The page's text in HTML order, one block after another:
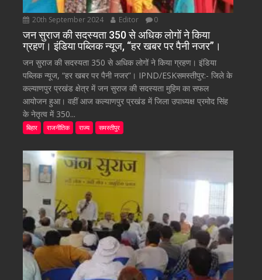
20th September 2024 Editor 0
जन सुराज की सदस्यता 350 से अधिक लोगों ने किया
ग्रहण। इंडिया पब्लिक न्यूज, “हर खबर पर पैनी नजर”।
जन सुराज की सदस्यता 350 से अधिक लोगों ने किया ग्रहण। इंडिया
पब्लिक न्यूज, “हर खबर पर पैनी नजर”। IPND/ESKसमस्तीपुर:- जिले के
कल्याणपुर प्रखंड क्षेत्र में जन सुराज की सदस्यता मुहिम का सफल
आयोजन हुआ। वहीं आज कल्याणपुर प्रखंड में जिला उपाध्यक्ष प्रमोद सिंह
के नेतृत्व में 350...
बिहार राजनीतिक राज्य समस्तीपुर